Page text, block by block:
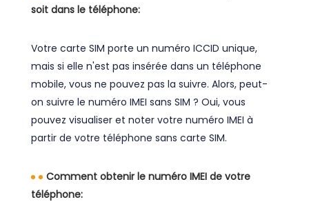
soit dans le téléphone:
Votre carte SIM porte un numéro ICCID unique,
mais si elle n'est pas insérée dans un téléphone
mobile, vous ne pouvez pas la suivre. Alors, peut-
on suivre le numéro IMEI sans SIM ? Oui, vous
pouvez visualiser et noter votre numéro IMEI à
partir de votre téléphone sans carte SIM.
Comment obtenir le numéro IMEI de votre
téléphone: